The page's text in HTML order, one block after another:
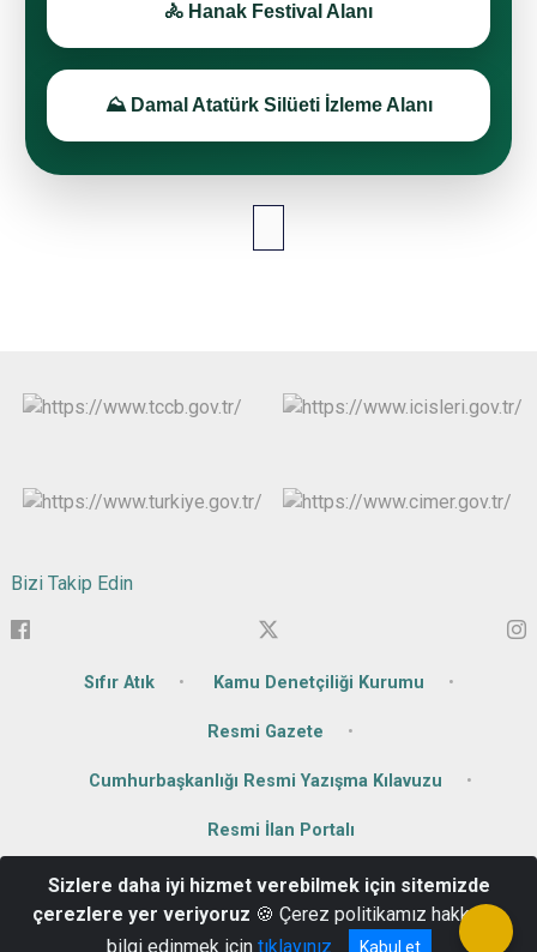
🚴 Hanak Festival Alanı
⛰️ Damal Atatürk Silüeti İzleme Alanı
Bizi Takip Edin
Sıfır Atık Kamu Denetçiliği Kurumu
Resmi Gazete
Cumhurbaşkanlığı Resmi Yazışma Kılavuzu
Resmi İlan Portalı
Karagöl Mahallesi Kongre Caddesi No : 67 75000 Ardahan
0 478 211 30 02
Sizlere daha iyi hizmet verebilmek için sitemizde
çerezlere yer veriyoruz 🍪 Çerez politikamız hakkında
bilgi edinmek için tıklayınız Kabul et